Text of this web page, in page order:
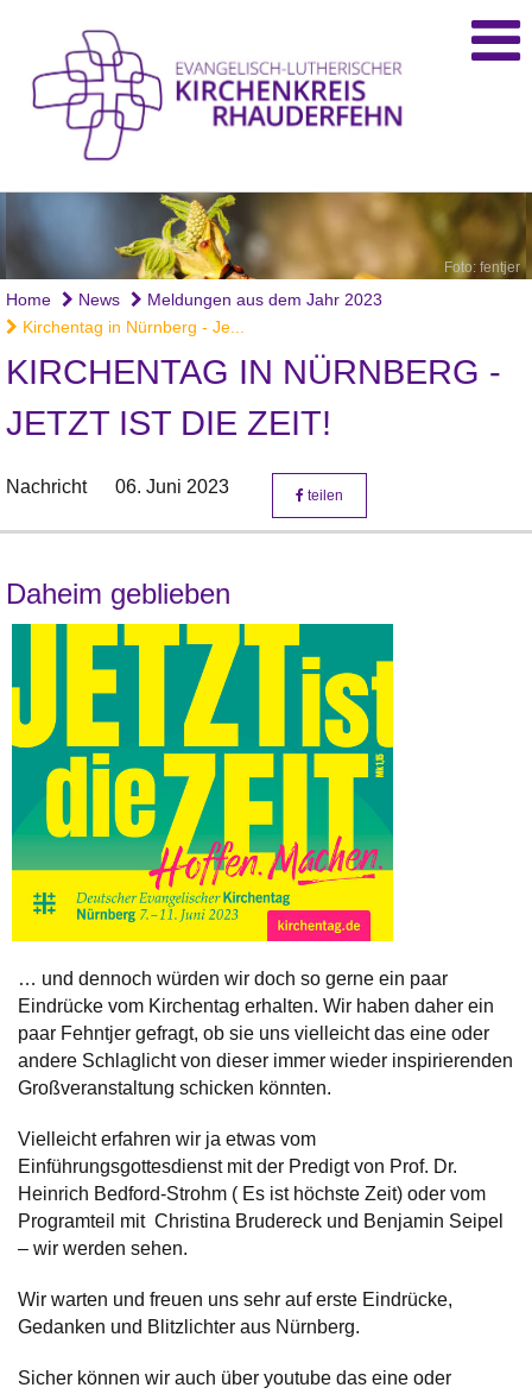
Foto: fentjer
Home News
Meldungen aus dem Jahr 2023
Kirchentag in Nürnberg - Je...
KIRCHENTAG IN NÜRNBERG -
JETZT IST DIE ZEIT!
Nachricht 06. Juni 2023 teilen
Daheim geblieben
… und dennoch würden wir doch so gerne ein paar
Eindrücke vom Kirchentag erhalten. Wir haben daher ein
paar Fehntjer gefragt, ob sie uns vielleicht das eine oder
andere Schlaglicht von dieser immer wieder inspirierenden
Großveranstaltung schicken könnten.
Vielleicht erfahren wir ja etwas vom
Einführungsgottesdienst mit der Predigt von Prof. Dr.
Heinrich Bedford-Strohm ( Es ist höchste Zeit) oder vom
Programteil mit Christina Brudereck und Benjamin Seipel
– wir werden sehen.
Wir warten und freuen uns sehr auf erste Eindrücke,
Gedanken und Blitzlichter aus Nürnberg.
Sicher können wir auch über youtube das eine oder